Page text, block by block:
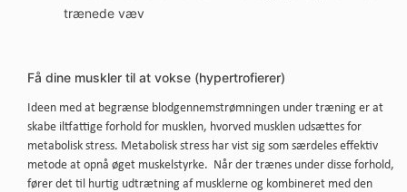
trænede væv
Få dine muskler til at vokse (hypertrofierer)
Ideen med at begrænse blodgennemstrømningen under træning er at
skabe iltfattige forhold for musklen, hvorved musklen udsættes for
metabolisk stress. Metabolisk stress har vist sig som særdeles effektiv
metode at opnå øget muskelstyrke. Når der trænes under disse forhold,
fører det til hurtig udtrætning af musklerne og kombineret med den